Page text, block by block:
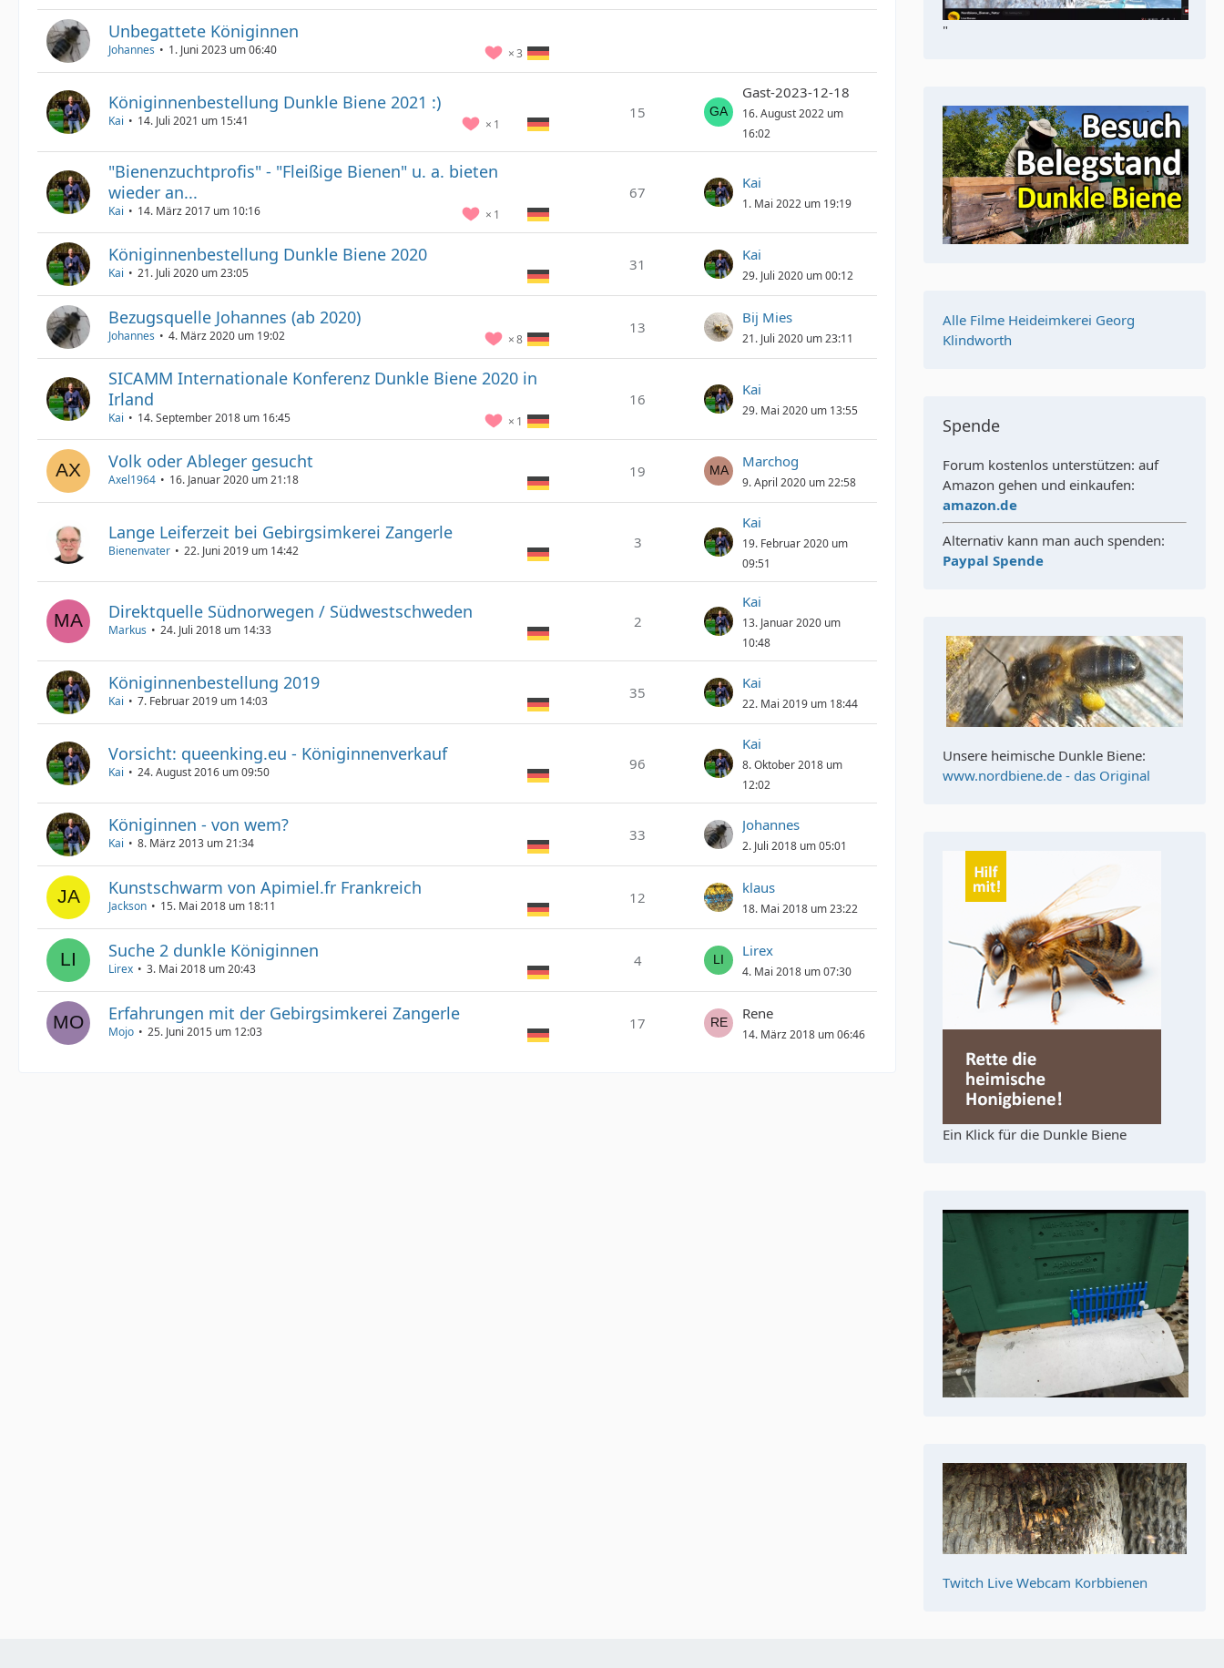
Unbegattete Königinnen
3
Johannes 1. Juni 2023 um 06:40
Königinnenbestellung Dunkle Biene 2021 :)
1
Kai 14. Juli 2021 um 15:41 15
Gast-2023-12-18
16. August 2022 um
16:02
"Bienenzuchtprofis" - "Fleißige Bienen" u. a. bieten
wieder an...
1
Kai 14. März 2017 um 10:16
67
Kai
1. Mai 2022 um 19:19
Königinnenbestellung Dunkle Biene 2020
Kai 21. Juli 2020 um 23:05 31
Kai
29. Juli 2020 um 00:12
Bezugsquelle Johannes (ab 2020)
8
Johannes 4. März 2020 um 19:02 13
Bij Mies
21. Juli 2020 um 23:11
SICAMM Internationale Konferenz Dunkle Biene 2020 in
Irland
1
Kai 14. September 2018 um 16:45
16
Kai
29. Mai 2020 um 13:55
Volk oder Ableger gesucht
Axel1964 16. Januar 2020 um 21:18 19
Marchog
9. April 2020 um 22:58
Lange Leiferzeit bei Gebirgsimkerei Zangerle
Bienenvater 22. Juni 2019 um 14:42 3
Kai
19. Februar 2020 um
09:51
Direktquelle Südnorwegen / Südwestschweden
Markus 24. Juli 2018 um 14:33 2
Kai
13. Januar 2020 um
10:48
Königinnenbestellung 2019
Kai 7. Februar 2019 um 14:03 35
Kai
22. Mai 2019 um 18:44
Vorsicht: queenking.eu - Königinnenverkauf
Kai 24. August 2016 um 09:50 96
Kai
8. Oktober 2018 um
12:02
Königinnen - von wem?
Kai 8. März 2013 um 21:34 33
Johannes
2. Juli 2018 um 05:01
Kunstschwarm von Apimiel.fr Frankreich
Jackson 15. Mai 2018 um 18:11 12
klaus
18. Mai 2018 um 23:22
Suche 2 dunkle Königinnen
Lirex 3. Mai 2018 um 20:43 4
Lirex
4. Mai 2018 um 07:30
Erfahrungen mit der Gebirgsimkerei Zangerle
Mojo 25. Juni 2015 um 12:03 17
Rene
14. März 2018 um 06:46
"
Alle Filme Heideimkerei Georg
Klindworth
Spende
Forum kostenlos unterstützen: auf
Amazon gehen und einkaufen:
amazon.de
Alternativ kann man auch spenden:
Paypal Spende
Unsere heimische Dunkle Biene:
www.nordbiene.de - das Original
Ein Klick für die Dunkle Biene
Twitch Live Webcam Korbbienen